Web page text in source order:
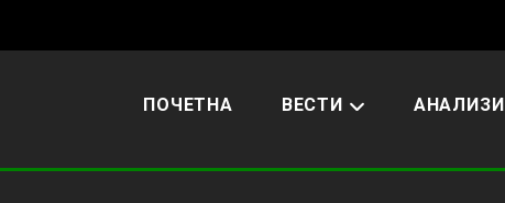
ПОЧЕТНА ВЕСТИ АНАЛИЗИ